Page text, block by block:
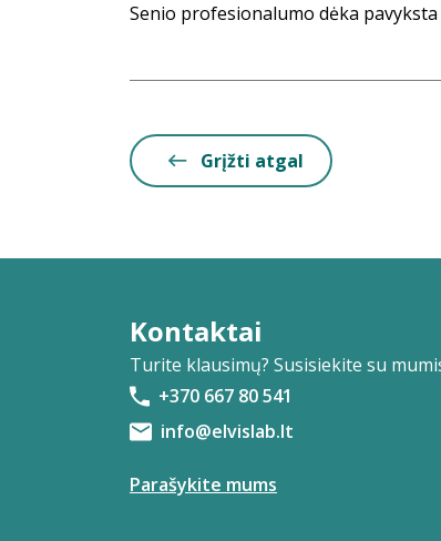
Senio profesionalumo dėka
Grįžti atgal
Kontaktai
Turite klausimų? Susisiekite su
+370 667 80 541
info@elvislab.lt
Parašykite mums